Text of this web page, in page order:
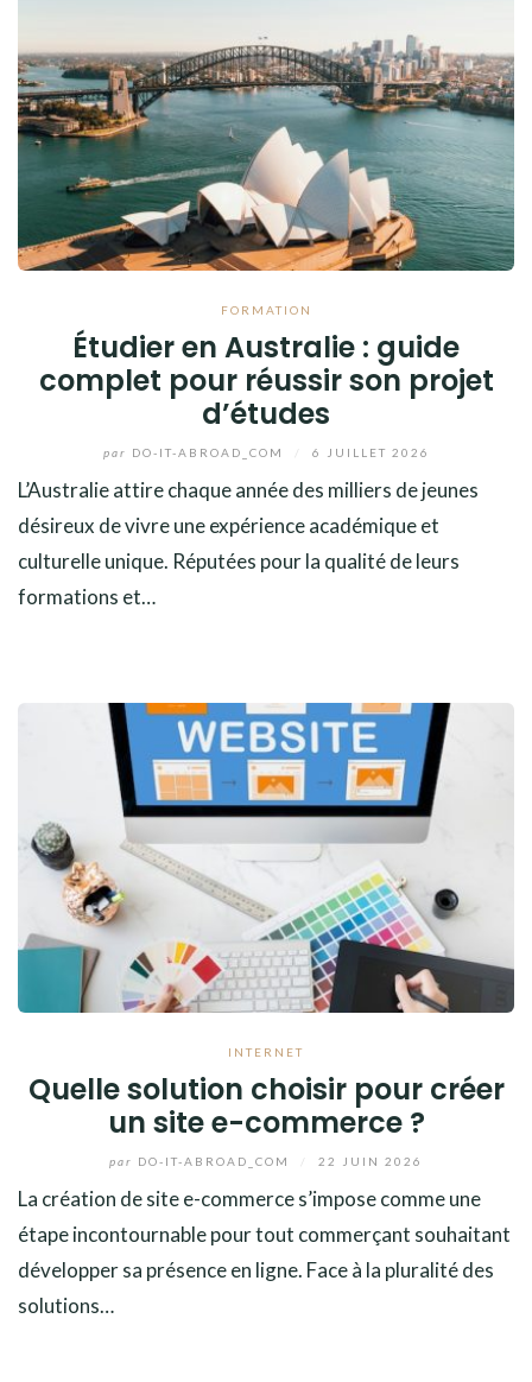
FORMATION
Étudier en Australie : guide
complet pour réussir son projet
d’études
par DO-IT-ABROAD_COM 6 JUILLET 2026
L’Australie attire chaque année des milliers de jeunes
désireux de vivre une expérience académique et
culturelle unique. Réputées pour la qualité de leurs
formations et…
INTERNET
Quelle solution choisir pour créer
un site e-commerce ?
par DO-IT-ABROAD_COM 22 JUIN 2026
La création de site e-commerce s’impose comme une
étape incontournable pour tout commerçant souhaitant
développer sa présence en ligne. Face à la pluralité des
solutions…